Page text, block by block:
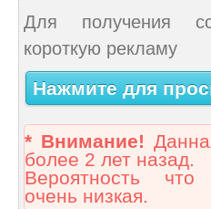
Для получения
короткую рекламу
Нажмите для
* Внимание!
более 2 лет назад.
Вероятность
очень низкая.